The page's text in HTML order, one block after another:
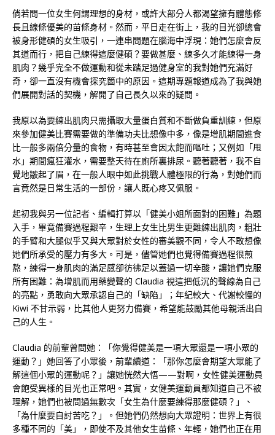
倘若問一位女生何謂理想的身材，或許大部分人都渴望擁有體態修
長且線條優美的苗條身材。然而，平日走在街上，我的目光卻總會
被身形健碩的女生吸引，一連串問題在腦海中浮現：她們怎麼會反
其道而行，把自己練得這麼健碩？要做甚麼、練多久才能練得一身
肌肉？幾乎完全不做運動和從未踏足過健身室的我對她們充滿好
奇，卻一直沒有機會探究箇中的原因。這期專題報道成為了我與她
們展開對話的契機，解開了自己長久以來的疑問。
我原以為要練出肌肉只需攝取大量蛋白質和不斷做負重訓練，但原
來參加健美比賽需要做的準備功夫比想像中多，像是增肌期間進食
比一般多兩倍分量的食物，有時甚至會因太飽而嘔吐；又例如「甩
水」期間瘋狂灌水，需要整天待在廁所裏排尿。聽著聽著，我不自
覺地皺起了眉，在一般人眼中如此挑戰人體極限的行為，對她們而
言竟然是日常生活的一部份，讓人既心疼又佩服。
起初我與另一位記者、編輯打算以「健美小姐所面對的困難」為題
入手，畢竟備賽過程艱辛，生理上女生比男生更難練出肌肉，粗壯
的手臂和大腿似乎又與大眾對於女性的審美觀不同，令人不敢想像
她們所承受的壓力有多大。可是，儘管她們也覺得備賽過程很煎
熬，練得一身肌肉的滿足感卻彷彿足以蓋過一切辛酸，讓她們克服
所有困難：為增肌而用藥變聲的 Claudia 視這把低沉的聲線為自己
的亮點，勇敢向大眾承認自己的「缺陷」；年紀較大、代謝較慢的
Kiwi 不甘示弱，比其他人更努力備賽，希望能鼓勵其他母親活出自
己的人生。
Claudia 的前輩曾問她：「你覺得健美是一項大眾還是一項小眾的
運動？」她回答了小眾後，前輩續道：「那你怎麼會期望大眾能了
解這個小眾的運動呢？」讓她恍然大悟——對啊，女性健美運動員
會飽受異樣的目光也正常吧。其實，女健美運動員都知道自己不被
理解，她們也被問過無數次「女生為什麼要練得那麼健碩？」、
「為什麼要自討苦吃？」。但她們仍然想向大眾證明：世界上有很
多種不同的「美」，即使不及其他女生苗條、年輕，她們也正在用